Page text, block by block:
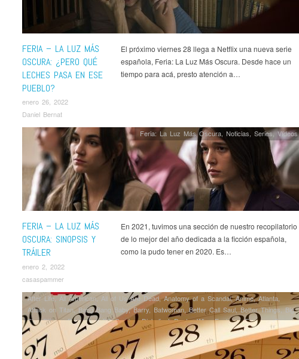
FERIA – LA LUZ MÁS
OSCURA: ¿PERO QUÉ
LECHES PASA EN ESE
PUEBLO?
enero 26, 2022
Daniel Bernat
El próximo viernes 28 llega a Netflix una nueva serie
española, Feria: La Luz Más Oscura. Desde hace un
tiempo para acá, presto atención a…
FERIA – LA LUZ MÁS
OSCURA: SINOPSIS Y
TRÁILER
enero 2, 2022
casaspammer
Feria: La Luz Más Oscura,Noticias,Series,Ví­deos
En 2021, tuvimos una sección de nuestro recopilatorio
de lo mejor del año dedicada a la ficción española,
como la pudo tener en 2020. Es…
After Life,All American, All of Us Are Dead,Anatomy of a Scandal,Anime,Atlanta,
Attack on Titan,Bang Bang Baby,Barry, Batwoman,Better Call Saul,Better Things,Big
Sky,Billions,Bridgerton,DC Comics,Diabolical,Doctor Who,Euphoria,Express,Fear
The Walking Dead, Feria: La Luz Más Oscura,Gaslit,Halo Inventing Anna,Julia,Killing
Eve,La Unidad,Legacies,Legends of Tomorrow,Marvel ,Mayans MC,Moon Knight
Mr
Mayor, Nancy Drew Nasdrovia,Noticias,Operación Marea Negra,Outer Range